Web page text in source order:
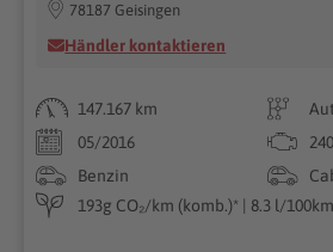
78187 Geisingen
Händler kontaktieren
147.167 km
05/2016
Benzin
193g CO₂/km (komb.)* | 8.3 l/